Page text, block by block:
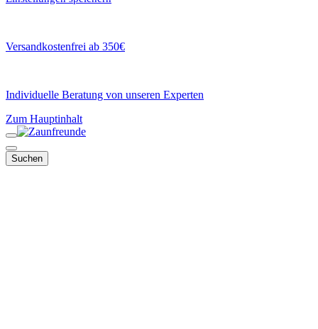
Versandkostenfrei ab 350€
Individuelle Beratung von unseren Experten
Zum Hauptinhalt
Suchen